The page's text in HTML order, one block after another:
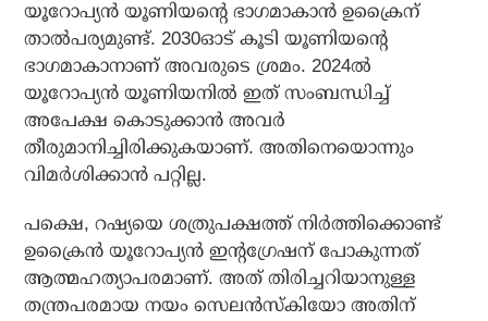
യൂറോപ്യന്‍ യൂണിയന്റെ ഭാഗമാകാന്‍ ഉക്രൈന്
താല്‍പര്യമുണ്ട്. 2030ഓട് കൂടി യൂണിയന്റെ
ഭാഗമാകാനാണ് അവരുടെ ശ്രമം. 2024ല്‍
യൂറോപ്യന്‍ യൂണിയനില്‍ ഇത് സംബന്ധിച്ച്
അപേക്ഷ കൊടുക്കാന്‍ അവര്‍
തീരുമാനിച്ചിരിക്കുകയാണ്. അതിനെയൊന്നും
വിമര്‍ശിക്കാന്‍ പറ്റില്ല.
പക്ഷെ, റഷ്യയെ ശത്രുപക്ഷത്ത് നിര്‍ത്തിക്കൊണ്ട്
ഉക്രൈന്‍ യൂറോപ്യന്‍ ഇന്റഗ്രേഷന് പോകുന്നത്
ആത്മഹത്യാപരമാണ്. അത് തിരിച്ചറിയാനുള്ള
തന്ത്രപരമായ നയം സെലന്‍സ്‌കിയോ അതിന്